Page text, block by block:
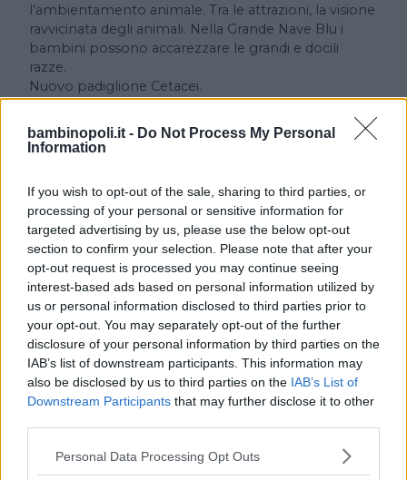
bambinopoli.it - Do Not Process My Personal
Information
If you wish to opt-out of the sale, sharing to third parties, or
processing of your personal or sensitive information for
targeted advertising by us, please use the below opt-out
section to confirm your selection. Please note that after your
opt-out request is processed you may continue seeing
interest-based ads based on personal information utilized by
us or personal information disclosed to third parties prior to
your opt-out. You may separately opt-out of the further
disclosure of your personal information by third parties on the
IAB’s list of downstream participants. This information may
also be disclosed by us to third parties on the IAB’s List of
Downstream Participants that may further disclose it to other
Please note that this website/app uses one or more Google
Personal Data Processing Opt Outs
l’ambientamento animale. Tra le attrazioni, la visione
ravvicinata degli animali. Nella Grande Nave Blu i
bambini possono accarezzare le grandi e docili
razze.
Nuovo padiglione Cetacei.
Servizi Accessori
Servizi ristorazione
All’interno dell’Acquario è disponibile un bar.
Accesso è facilitato per i disabili.
Collegamenti
Auto: autostrada A7 Milano-Genova, uscita Genova
Ovest,proseguire per Porto Antico;
Mezzi pubblici: treno: Genova P.ta Principe e bus